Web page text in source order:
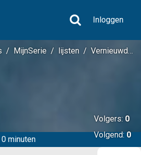
Inloggen
/ MijnSerie / lijsten / Vernieuwde series voor se...
minuten
Volgers: 0
Volgend:0